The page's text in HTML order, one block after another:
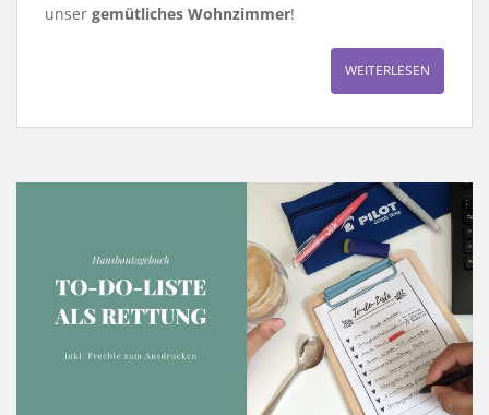
unser gemütliches Wohnzimmer!
WEITERLESEN